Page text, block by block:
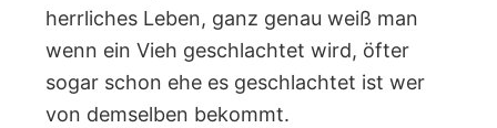
herrliches Leben, ganz genau weiß man
wenn ein Vieh geschlachtet wird, öfter
sogar schon ehe es geschlachtet ist wer
von demselben bekommt.